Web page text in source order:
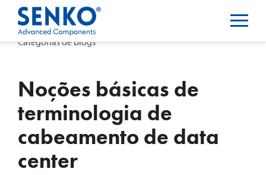
Categorias de blogs
Noções básicas de
terminologia de
cabeamento de data
center